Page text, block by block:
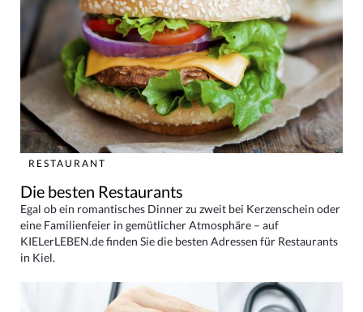
RESTAURANT
Die besten Restaurants
Egal ob ein romantisches Dinner zu zweit bei Kerzenschein oder
eine Familienfeier in gemütlicher Atmosphäre – auf
KIELerLEBEN.de finden Sie die besten Adressen für Restaurants
in Kiel.